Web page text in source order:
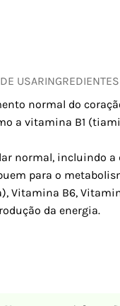
USARINGREDIENTES
normal do
a vitamina B1
normal, incluindo a
para o
B6,
da energia.